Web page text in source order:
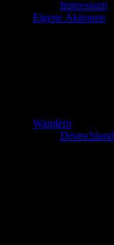
Impressum
Eigene Aktionen
Wandern
Deutschland